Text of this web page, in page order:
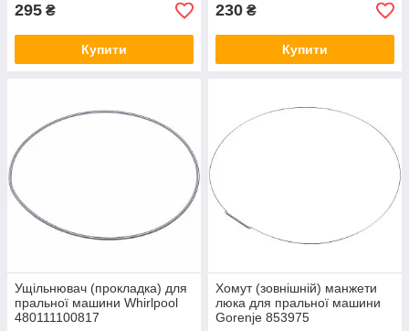
295 ₴
Купити
230 ₴
Купити
Ущільнювач (прокладка) для
пральної машини Whirlpool
480111100817
Хомут (зовнішній) манжети
люка для пральної машини
Gorenje 853975